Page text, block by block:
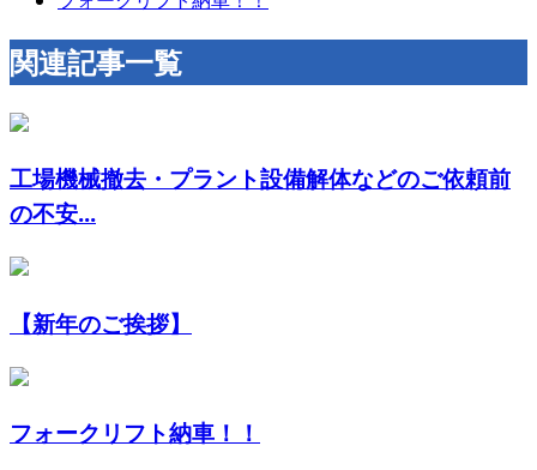
関連記事一覧
工場機械撤去・プラント設備解体などのご依頼前
の不安...
【新年のご挨拶】
フォークリフト納車！！